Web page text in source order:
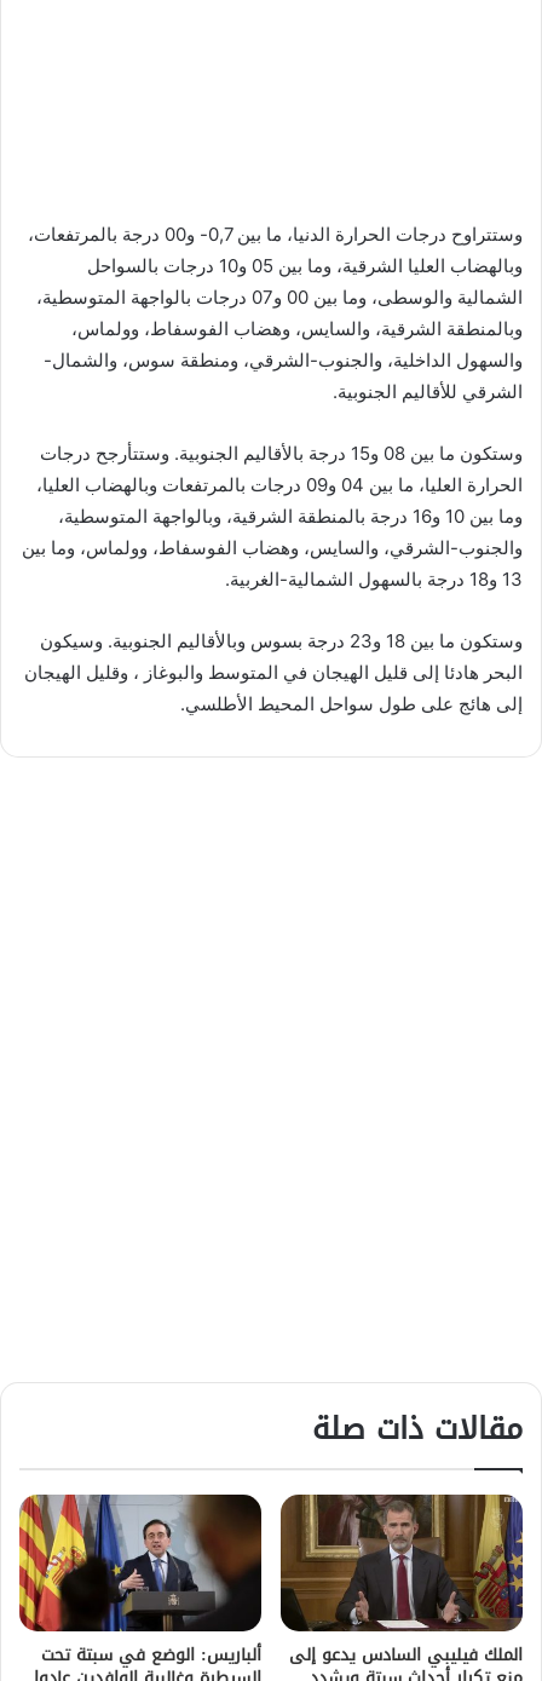
وستتراوح درجات الحرارة الدنيا، ما بين 0,7- و00 درجة بالمرتفعات،
وبالهضاب العليا الشرقية، وما بين 05 و10 درجات بالسواحل
الشمالية والوسطى، وما بين 00 و07 درجات بالواجهة المتوسطية،
وبالمنطقة الشرقية، والسايس، وهضاب الفوسفاط، وولماس،
والسهول الداخلية، والجنوب-الشرقي، ومنطقة سوس، والشمال-
الشرقي للأقاليم الجنوبية.
وستكون ما بين 08 و15 درجة بالأقاليم الجنوبية. وستتأرجح درجات
الحرارة العليا، ما بين 04 و09 درجات بالمرتفعات وبالهضاب العليا،
وما بين 10 و16 درجة بالمنطقة الشرقية، وبالواجهة المتوسطية،
والجنوب-الشرقي، والسايس، وهضاب الفوسفاط، وولماس، وما بين
13 و18 درجة بالسهول الشمالية-الغربية.
وستكون ما بين 18 و23 درجة بسوس وبالأقاليم الجنوبية. وسيكون
البحر هادئا إلى قليل الهيجان في المتوسط والبوغاز ، وقليل الهيجان
إلى هائج على طول سواحل المحيط الأطلسي.
مقالات ذات صلة
الملك فيليبي السادس يدعو إلى ألباريس: الوضع في سبتة تحت